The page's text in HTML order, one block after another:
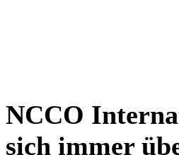
NCCO
sich immer